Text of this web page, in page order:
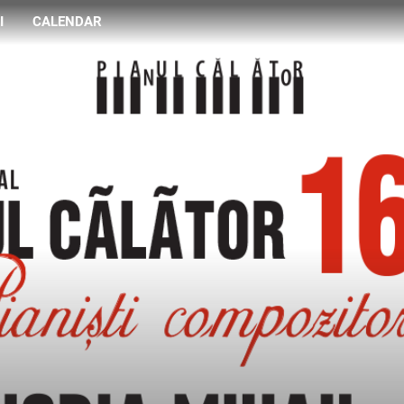
CALENDAR